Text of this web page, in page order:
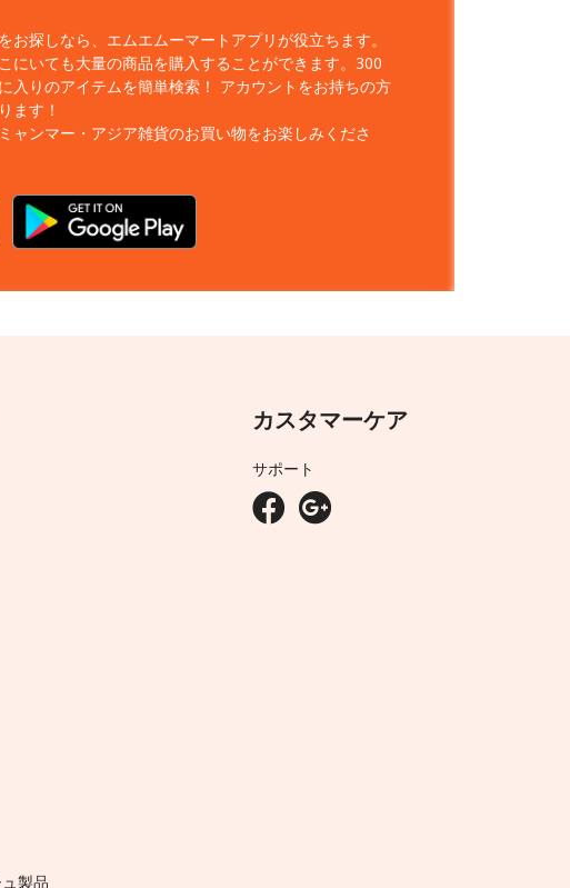
お探しなら、エムエムーマートアプリが役立ちます。
にいても大量の商品を購入することができます。300
入りのアイテムを簡単検索！ アカウントをお持ちの方
ます！
ャンマー・アジア雑貨のお買い物をお楽しみくださ
製品
カスタマーケア
サポート